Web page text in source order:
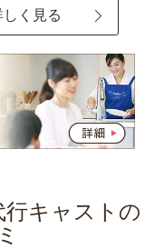
く見る
行キャストの